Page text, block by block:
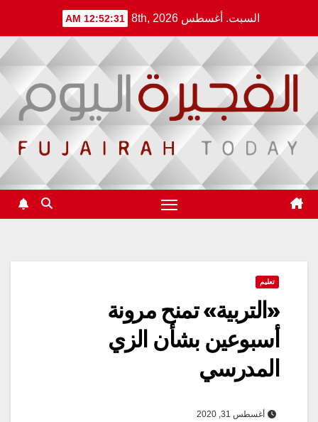
content
السبت. أغسطس 8th, 2026 12:52:32 AM
تعليم
«التربية» تمنح مرونة
أسبوعين بشأن الزي
المدرسي
أغسطس 31, 2020